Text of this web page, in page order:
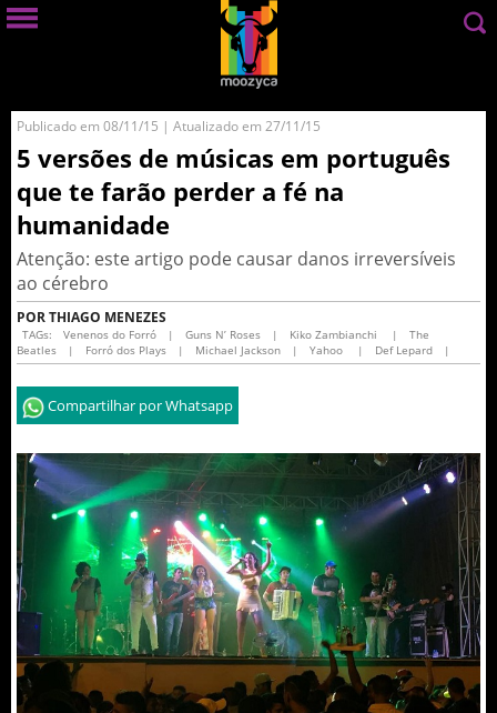
Publicado em 08/11/15 | Atualizado em 27/11/15
5 versões de músicas em português
que te farão perder a fé na
humanidade
Atenção: este artigo pode causar danos irreversíveis
ao cérebro
POR THIAGO MENEZES
TAGs: Venenos do Forró | Guns N’ Roses | Kiko Zambianchi |
The
Beatles
| Forró dos Plays | Michael Jackson | Yahoo | Def Lepard |
Compartilhar por Whatsapp